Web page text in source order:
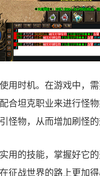
用时机。在游戏中，
合坦克职业来进行怪
怪物，从而增加刷怪的
用的技能，掌握好它
征战世界的路上更加